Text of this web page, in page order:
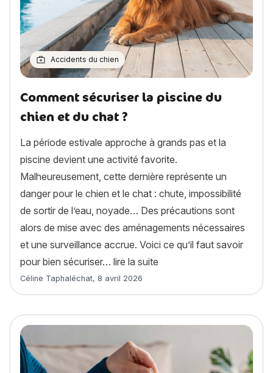
Accidents du chien
Comment sécuriser la piscine du
chien et du chat ?
La période estivale approche à grands pas et la
piscine devient une activité favorite.
Malheureusement, cette dernière représente un
danger pour le chien et le chat : chute, impossibilité
de sortir de l’eau, noyade… Des précautions sont
alors de mise avec des aménagements nécessaires
et une surveillance accrue. Voici ce qu’il faut savoir
pour bien sécuriser… lire la suite
Article rédigé par
Céline Taphaléchat, 8 avril 2026